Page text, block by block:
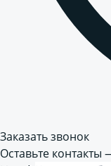
Заказать звонок
Оставьте